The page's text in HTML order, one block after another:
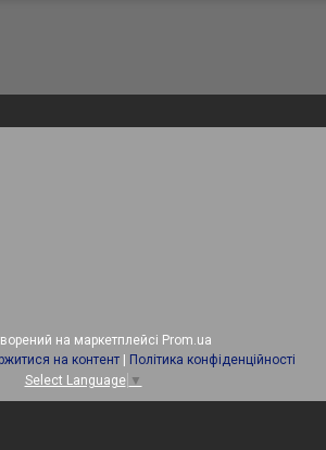
на маркетплейсі Prom.ua
на контент
Політика конфіденційності
Select Language ▼